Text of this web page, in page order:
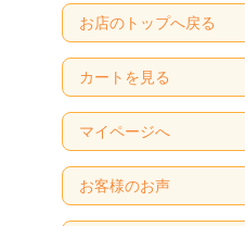
お店のトップへ戻る
カートを見る
マイページへ
お客様のお声